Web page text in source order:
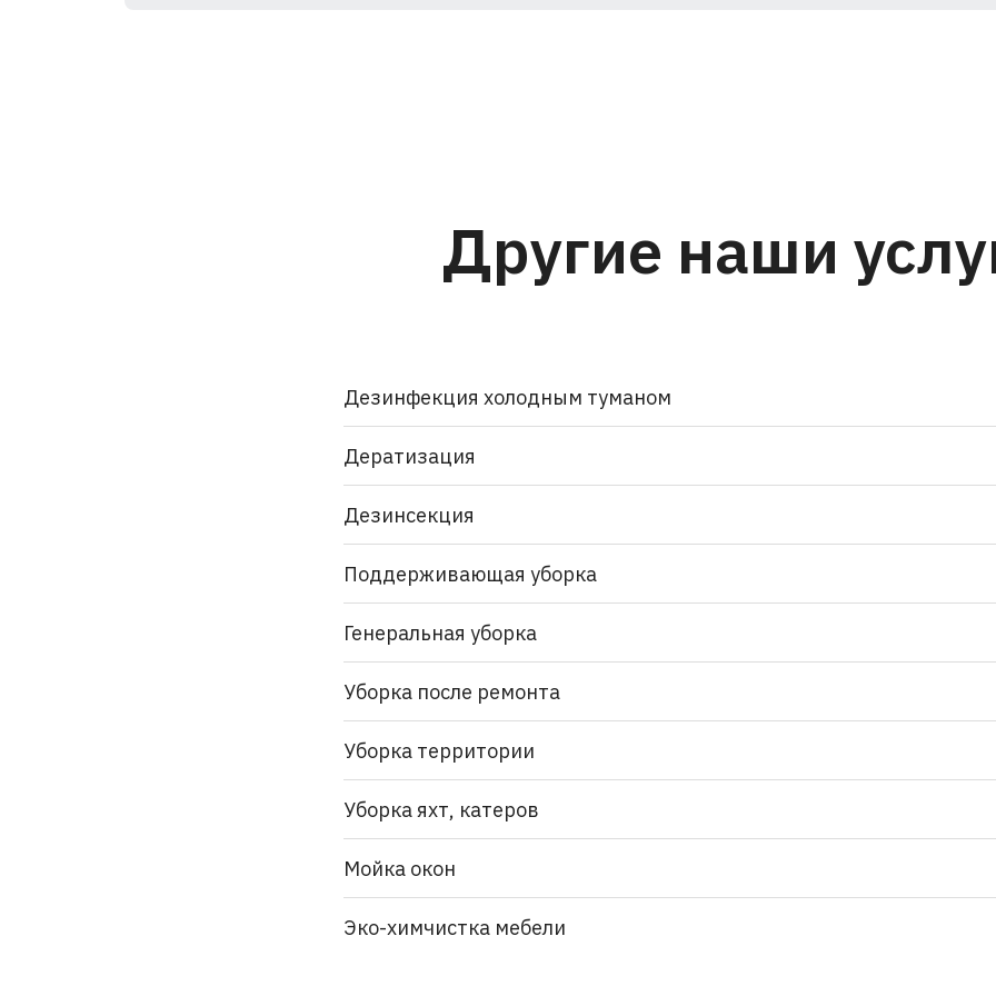
Другие наши
Дезинфекция холодным туманом
Дератизация
Дезинсекция
Поддерживающая уборка
Генеральная уборка
Уборка после ремонта
Уборка территории
Уборка яхт, катеров
Мойка окон
Эко-химчистка мебели